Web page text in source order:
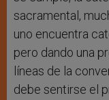
sacramental,
uno encuentra
pero dando una
líneas de la
debe sentirse el